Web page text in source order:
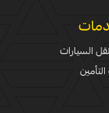
السيارات